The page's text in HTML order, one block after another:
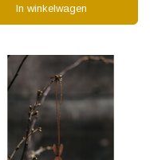
In winkelwagen